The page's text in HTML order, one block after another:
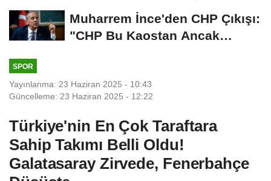
Muharrem İnce'den CHP Çıkışı:
"CHP Bu Kaostan Ancak
SPOR
Yayınlanma: 23 Haziran 2025 - 10:43
Güncelleme: 23 Haziran 2025 - 12:22
Türkiye'nin En Çok Taraftara
Sahip Takımı Belli Oldu!
Galatasaray Zirvede, Fenerbahçe